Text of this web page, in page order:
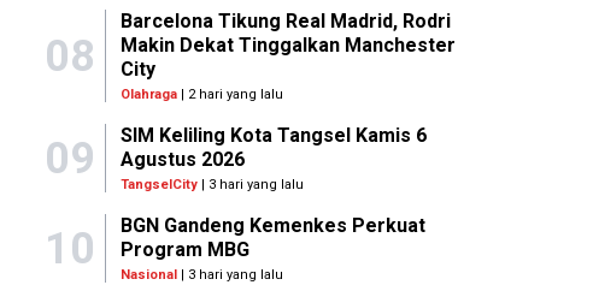
08
Barcelona Tikung Real Madrid, Rodri
Makin Dekat Tinggalkan Manchester
City
Olahraga| 2 hari yang lalu
09
SIM Keliling Kota Tangsel Kamis 6
Agustus 2026
TangselCity| 3 hari yang lalu
10
BGN Gandeng Kemenkes Perkuat
Program MBG
Nasional | 3 hari yang lalu